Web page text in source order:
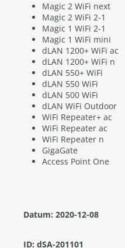
Magic 2 WiFi next
Magic 2 WiFi 2-1
Magic 1 WiFi 2-1
Magic 1 WiFi mini
dLAN 1200+ WiFi ac
dLAN 1200+ WiFi n
dLAN 550+ WiFi
dLAN 550 WiFi
dLAN 500 WiFi
dLAN WiFi Outdoor
WiFi Repeater+ ac
WiFi Repeater ac
WiFi Repeater n
GigaGate
Access Point One
Datum: 2020-12-08
ID: dSA-201101